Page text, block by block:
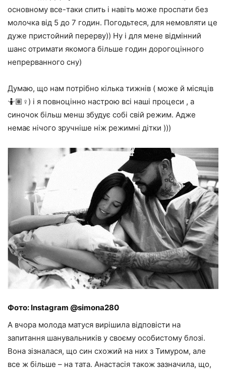
основному все-таки спить і навіть може проспати без
молочка від 5 до 7 годин. Погодьтеся, для немовляти це
дуже пристойний перерву)) Ну і для мене відмінний
шанс отримати якомога більше годин дорогоцінного
непрерванного сну)
Думаю, що нам потрібно кілька тижнів ( може й місяців
🤷🏽♀️) і я повноцінно настрою всі наші процеси , а
синочок більш менш збудує собі свій режим. Адже
немає нічого зручніше ніж режимні дітки )))
Фото: Instagram @simona280
А вчора молода матуся вирішила відповісти на
запитання шанувальників у своєму особистому блозі.
Вона зізналася, що син схожий на них з Тимуром, але
все ж більше – на тата. Анастасія також зазначила, що,